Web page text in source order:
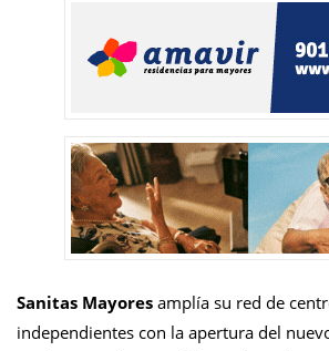
Sanitas Mayores amplía su red de
independientes con la apertura del